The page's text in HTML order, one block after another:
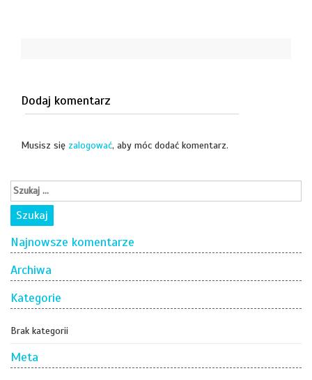
Dodaj komentarz
Musisz się zalogować, aby móc dodać komentarz.
Najnowsze komentarze
Archiwa
Kategorie
Brak kategorii
Meta